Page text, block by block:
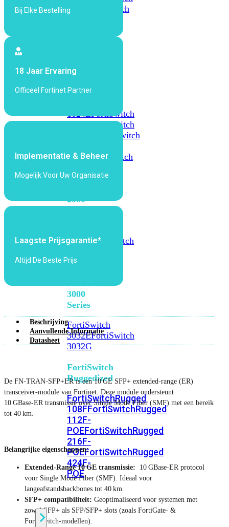
648F
FortiSwitch
1000
1024EFortiSwitch
FortiSwitch
FortiSwitch
FPOEFortiSwitch
2000
2048FFortiSwitch
B2F
FortiSwitch
3000
Series
FortiSwitch
3032EFortiSwitch
3032G
FortiSwitch
Ruggedized
FortiSwitchRugged
108FFortiSwitchRugged
112F-
POEFortiSwitchRugged
216F-
POEFortiSwitchRugged
424F-
POE
WiFi
Bij Elke Bestelling
18 Jaar Ervaring
Officeel Fortinet Partner
Implementatie & Beheer
Mogelijk Voor Uw Organisatie
Laagste Prijsgarantie*
Altijd De Beste Prijs
Beschrijving
Aanvullende Informatie
Datasheet
De FN‑TRAN‑SFP+ER is een 10 GE SFP+ extended‑range (ER)
transceiver-module van Fortinet. Deze module ondersteunt
10 GBase‑ER transmissie over Single Mode Fiber (SMF) met een bereik
tot 40 km.
Belangrijke eigenschappen:
Extended‑Range 10 GE transmissie:
10 GBase‑ER protocol
voor Single Mode Fiber (SMF). Ideaal voor
langeafstandsbackbones tot 40 km.
SFP+ compatibiliteit: Geoptimaliseerd voor systemen met
zowel SFP+ als SFP/SFP+ slots (zoals FortiGate- &
FortiSwitch-modellen).